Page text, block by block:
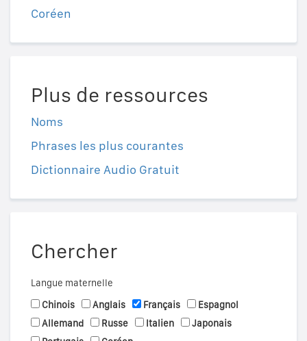
Coréen
Plus de ressources
Noms
Phrases les plus courantes
Dictionnaire Audio Gratuit
Chercher
Langue maternelle
Chinois
Anglais Français
Espagnol
Allemand
Russe Italien
Japonais